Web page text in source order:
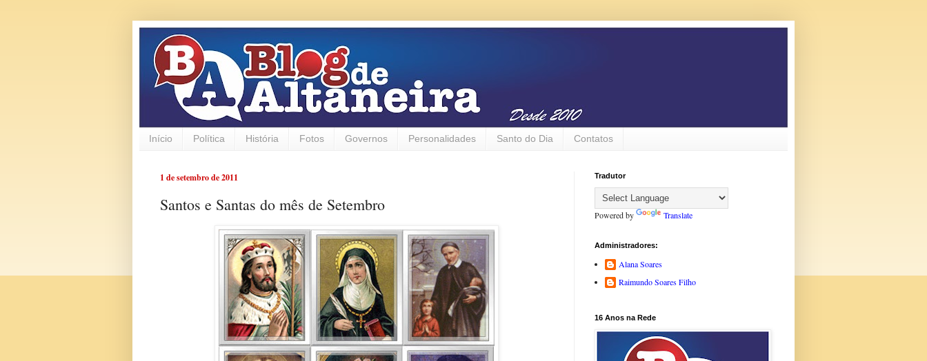
Início Política História Fotos Governos Personalidades Santo do Dia Contatos
1 de setembro de 2011
Santos e Santas do mês de Setembro
Tradutor
Powered by Translate
Administradores:
Alana Soares
Raimundo Soares Filho
16 Anos na Rede